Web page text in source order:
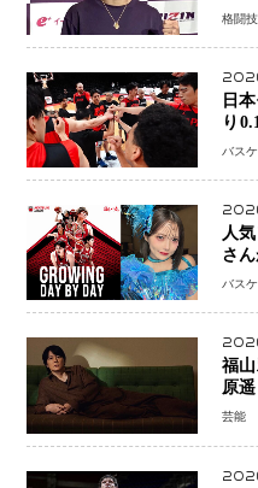
木
格闘技
日
り
ュ
バス
人
さ
「
バス
福
原
る
芸能